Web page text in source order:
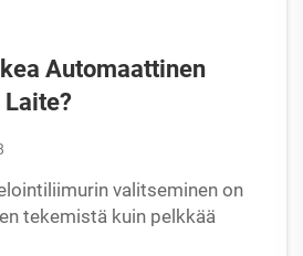
Automaattinen
valitseminen on
tekemistä kuin pelkkää
voi vaikuttaa monien vuosien